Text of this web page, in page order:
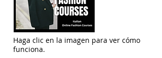
Haga clic en la imagen para ver cómo
funciona.